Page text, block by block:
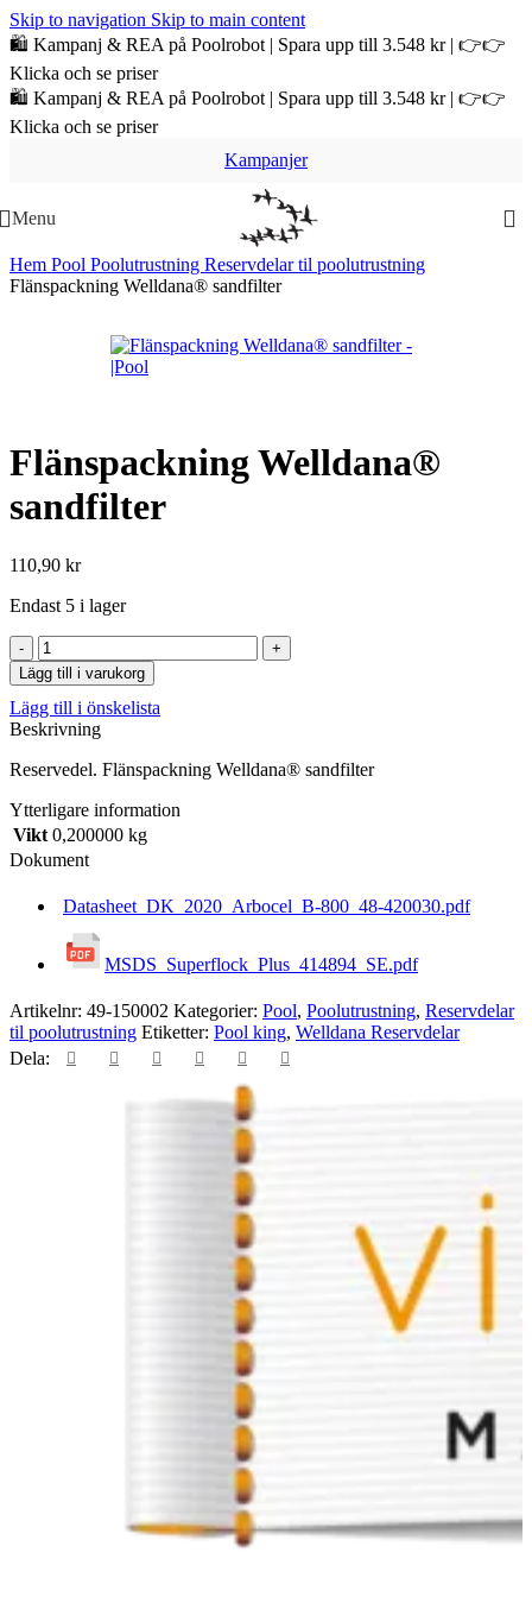
Skip to navigation Skip to main content
🛍️ Kampanj & REA på Poolrobot | Spara upp till 3.548 kr | 👉👉
Klicka och se priser
🛍️ Kampanj & REA på Poolrobot | Spara upp till 3.548 kr | 👉👉
Klicka och se priser
Kampanjer
Menu
Hem Pool Poolutrustning Reservdelar til poolutrustning
Flänspackning Welldana® sandfilter
Flänspackning Welldana®
sandfilter
110,90 kr
Endast 5 i lager
Flänspackning
Welldana®
sandfilter
mängd
Lägg till i varukorg
Lägg till i önskelista
Beskrivning
Reservedel. Flänspackning Welldana® sandfilter
Ytterligare information
Vikt 0,200000 kg
Dokument
Datasheet_DK_2020_Arbocel_B-800_48-420030.pdf
MSDS_Superflock_Plus_414894_SE.pdf
Artikelnr: 49-150002 Kategorier: Pool, Poolutrustning, Reservdelar
til poolutrustning Etiketter: Pool king, Welldana Reservdelar
Dela: